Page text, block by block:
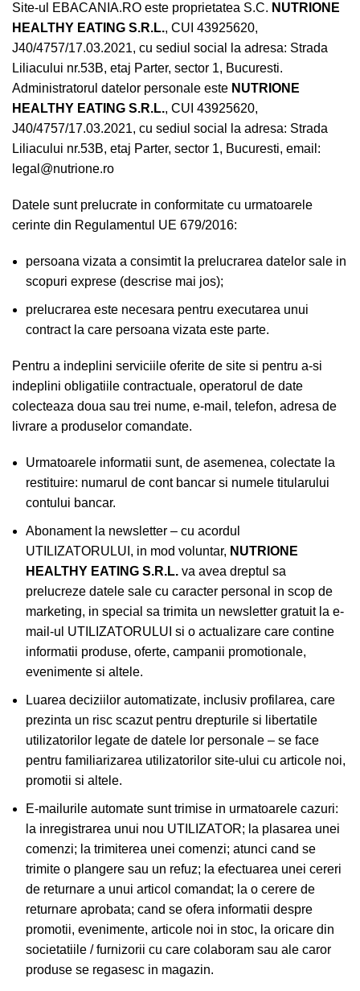
Site-ul EBACANIA.RO este proprietatea S.C. NUTRIONE
HEALTHY EATING S.R.L., CUI 43925620,
J40/4757/17.03.2021, cu sediul social la adresa: Strada
Liliacului nr.53B, etaj Parter, sector 1, Bucuresti.
Administratorul datelor personale este NUTRIONE
HEALTHY EATING S.R.L., CUI 43925620,
J40/4757/17.03.2021, cu sediul social la adresa: Strada
Liliacului nr.53B, etaj Parter, sector 1, Bucuresti, email:
legal@nutrione.ro
Datele sunt prelucrate in conformitate cu urmatoarele
cerinte din Regulamentul UE 679/2016:
persoana vizata a consimtit la prelucrarea datelor sale in
scopuri exprese (descrise mai jos);
prelucrarea este necesara pentru executarea unui
contract la care persoana vizata este parte.
Pentru a indeplini serviciile oferite de site si pentru a-si
indeplini obligatiile contractuale, operatorul de date
colecteaza doua sau trei nume, e-mail, telefon, adresa de
livrare a produselor comandate.
Urmatoarele informatii sunt, de asemenea, colectate la
restituire: numarul de cont bancar si numele titularului
contului bancar.
Abonament la newsletter – cu acordul
UTILIZATORULUI, in mod voluntar, NUTRIONE
HEALTHY EATING S.R.L. va avea dreptul sa
prelucreze datele sale cu caracter personal in scop de
marketing, in special sa trimita un newsletter gratuit la e-
mail-ul UTILIZATORULUI si o actualizare care contine
informatii produse, oferte, campanii promotionale,
evenimente si altele.
Luarea deciziilor automatizate, inclusiv profilarea, care
prezinta un risc scazut pentru drepturile si libertatile
utilizatorilor legate de datele lor personale – se face
pentru familiarizarea utilizatorilor site-ului cu articole noi,
promotii si altele.
E-mailurile automate sunt trimise in urmatoarele cazuri:
la inregistrarea unui nou UTILIZATOR; la plasarea unei
comenzi; la trimiterea unei comenzi; atunci cand se
trimite o plangere sau un refuz; la efectuarea unei cereri
de returnare a unui articol comandat; la o cerere de
returnare aprobata; cand se ofera informatii despre
promotii, evenimente, articole noi in stoc, la oricare din
societatiile / furnizorii cu care colaboram sau ale caror
produse se regasesc in magazin.